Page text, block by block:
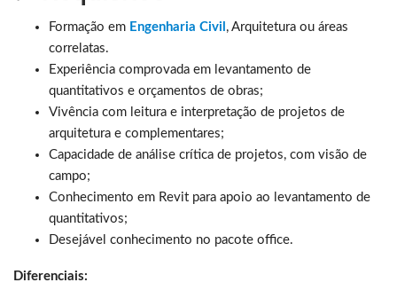
Formação em Engenharia Civil , Arquitetura ou áreas
correlatas.
Experiência comprovada em levantamento de
quantitativos e orçamentos de obras;
Vivência com leitura e interpretação de projetos de
arquitetura e complementares;
Capacidade de análise crítica de projetos, com visão de
campo;
Conhecimento em Revit para apoio ao levantamento de
quantitativos;
Desejável conhecimento no pacote office.
Diferenciais: